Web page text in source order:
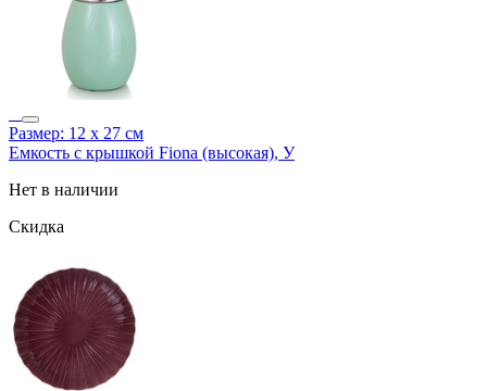
Размер: 12 х 27 см
Емкость с крышкой Fiona (высокая), У
Нет в наличии
Скидка